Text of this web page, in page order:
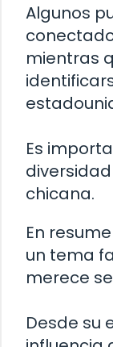
Algunos
mientras
Es
chicana.
En
un tema
merece
Desde su